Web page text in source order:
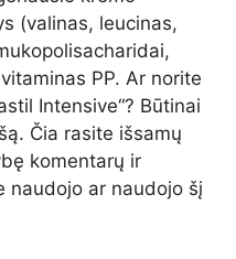
(valinas, leucinas,
PP. Ar norite
Intensive“? Būtinai
Čia rasite išsamų
komentarų ir
naudojo ar naudojo šį